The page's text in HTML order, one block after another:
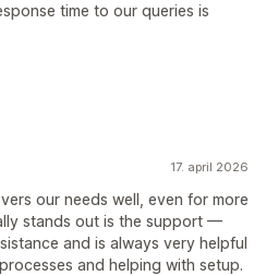
time to our queries is
17. april 2026
our needs well, even for more
stands out is the support —
and is always very helpful
and helping with setup.